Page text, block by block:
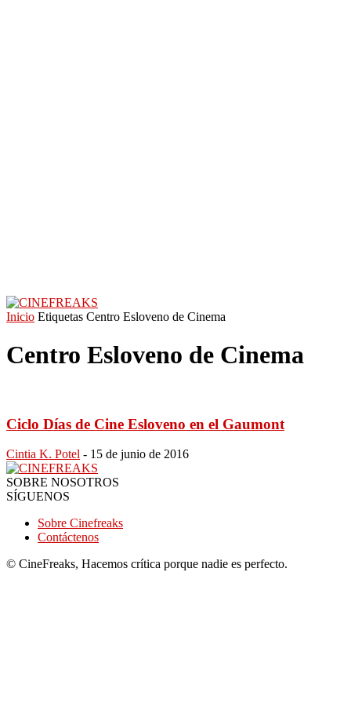
Inicio Etiquetas Centro Esloveno de Cinema
Centro Esloveno de Cinema
Ciclo Días de Cine Esloveno en el Gaumont
Cintia K. Potel - 15 de junio de 2016
SOBRE NOSOTROS
SÍGUENOS
Sobre Cinefreaks
Contáctenos
© CineFreaks, Hacemos crítica porque nadie es perfecto.